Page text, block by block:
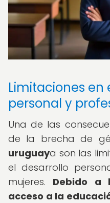
Limitaciones en
personal y
Una de las
de la brecha de
uruguaya son las
el desarrollo
mujeres. Debido a
acceso a la